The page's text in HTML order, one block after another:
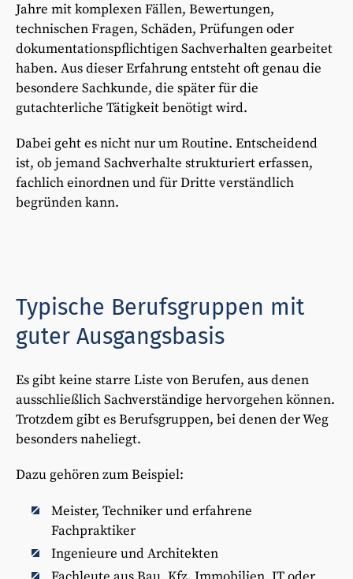
Jahre mit komplexen Fällen, Bewertungen,
technischen Fragen, Schäden, Prüfungen oder
dokumentationspflichtigen Sachverhalten gearbeitet
haben. Aus dieser Erfahrung entsteht oft genau die
besondere Sachkunde, die später für die
gutachterliche Tätigkeit benötigt wird.
Dabei geht es nicht nur um Routine. Entscheidend
ist, ob jemand Sachverhalte strukturiert erfassen,
fachlich einordnen und für Dritte verständlich
begründen kann.
Typische Berufsgruppen mit
guter Ausgangsbasis
Es gibt keine starre Liste von Berufen, aus denen
ausschließlich Sachverständige hervorgehen können.
Trotzdem gibt es Berufsgruppen, bei denen der Weg
besonders naheliegt.
Dazu gehören zum Beispiel:
Meister, Techniker und erfahrene
Fachpraktiker
Ingenieure und Architekten